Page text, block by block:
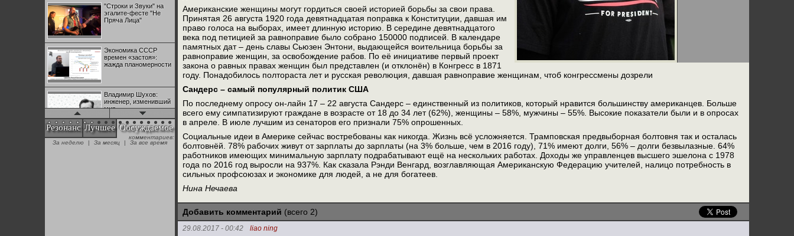
"Строки и Звуки" на
эгалите-фесте "Не
Пряча Лица"
Экономика СССР
времен «застоя»:
жажда планомерности
Владимир Шухов:
инженер, изменивший
мир
"Аркадий Коц" на
эгалите-фесте "Не
Резонанс Лучшее Обсуждаемое
комментариев:
За неделю
| За месяц | За все время
Американские женщины могут гордиться своей историей борьбы за свои права.
Принятая 26 августа 1920 года девятнадцатая поправка к Конституции, давшая им
право голоса на выборах, имеет длинную историю. В середине девятнадцатого
века под петицией за равноправие было собрано 150000 подписей. В календаре
памятных дат – день славы Сьюзен Энтони, выдающейся воительница борьбы за
равноправие женщин, за освобождение рабов. По её инициативе первый проект
закона о равных правах женщин был представлен (и отклонён) в Конгресс в 1871
году. Понадобилось полтораста лет и русская революция, давшая равноправие женщинам, чтоб конгрессмены дозрели
Сандерс – самый популярный политик США
По последнему опросу он-лайн 17 – 22 августа Сандерс – единственный из политиков, который нравится большинству американцев. Больше
всего ему симпатизируют граждане в возрасте от 18 до 34 лет (62%), женщины – 58%, мужчины – 55%. Высокие показатели были и в опросах
в апреле. В июле лучшим из сенаторов его признали 75% опрошенных.
Социальные идеи в Америке сейчас востребованы как никогда. Жизнь всё усложняется. Трамповская предвыборная болтовня так и осталась
болтовнёй. 78% рабочих живут от зарплаты до зарплаты (на 3% больше, чем в 2016 году), 71% имеют долги, 56% – долги безвылазные. 64%
работников имеющих минимальную зарплату подрабатывают ещё на нескольких работах. Доходы же управленцев высшего эшелона с 1978
года по 2016 год выросли на 937%. Как сказала Рэнди Венгард, возглавляющая Американскую Федерацию учителей, налицо потребность в
сильных профсоюзах и экономике для людей, а не для богатеев.
Нина Нечаева
Добавить комментарий (всего 2)
29.08.2017 - 00:42 liao ning